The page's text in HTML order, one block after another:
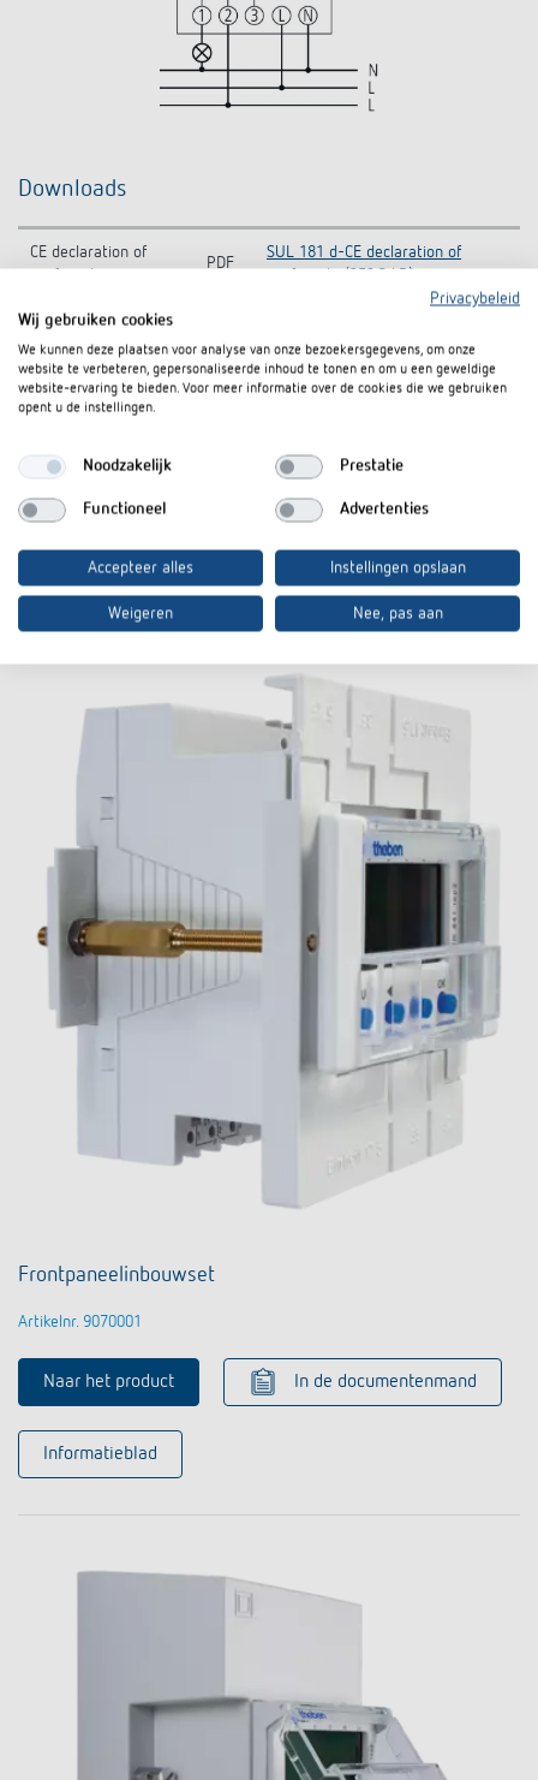
Downloads
CE declaration of
PDF
SUL 181 d-CE declaration of
Bedieningshandleiding
(18,8 MB)
Infosheet PDF SUL 181 d (552,4 kB)
Accessoires
Frontpaneelinbouwset
Artikelnr. 9070001
Naar het product In de documentenmand
Informatieblad
Privacybeleid
Wij gebruiken cookies
We kunnen deze plaatsen voor analyse van onze bezoekersgegevens, om onze
website te verbeteren, gepersonaliseerde inhoud te tonen en om u een geweldige
website-ervaring te bieden. Voor meer informatie over de cookies die we gebruiken
opent u de instellingen.
Noodzakelijk Prestatie
Functioneel Advertenties
Accepteer alles Instellingen opslaan
Weigeren Nee, pas aan